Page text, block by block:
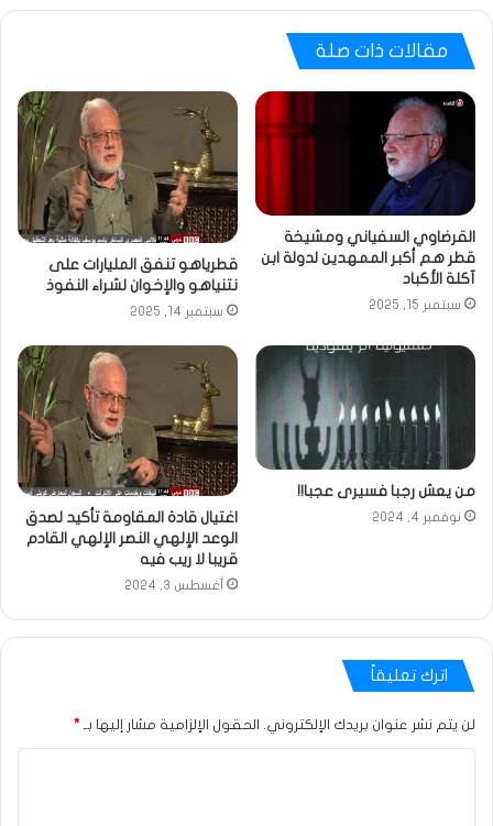
مقالات ذات صلة
القرضاوي السفياني ومشيخة
قطر هم أكبر الممهدين لدولة ابن
آكلة الأكباد
سبتمبر 15, 2025
قطرياهو تنفق المليارات على
نتنياهو والإخوان لشراء النفوذ
سبتمبر 14, 2025
من يعش رجبا فسيرى عجبا!!
نوفمبر 4, 2024
اغتيال قادة المقاومة تأكيد لصدق
الوعد الإلهي النصر الإلهي القادم
قريبا لا ريب فيه
أغسطس 3, 2024
اترك تعليقاً
لن يتم نشر عنوان بريدك الإلكتروني. الحقول الإلزامية مشار إليها بـ *